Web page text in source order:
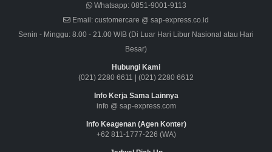
Whatsapp:0851-9001-9113
Email: customercare @ sap-express.co.id
Senin - Minggu: 8.00 - 21.00 WIB (Di Luar Hari Libur Nasional atau Hari
Besar)
Hubungi Kami
(021) 2280 6611 | (021) 2280 6612
Info Kerja Sama Lainnya
info @ sap-express.com
Info Keagenan (Agen Konter)
+62 811-1777-226 (WA)